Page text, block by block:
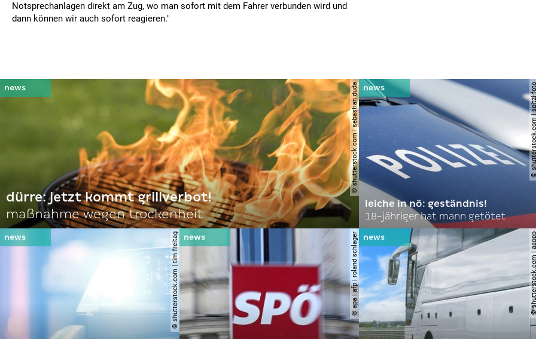
Notsprechanlagen direkt am Zug, wo man sofort mit dem Fahrer verbunden wird und
dann können wir auch sofort reagieren."
© shutterstock.com | sebastian duda
dürre: jetzt kommt grillverbot!
maßnahme wegen trockenheit
©
leiche in nö: geständnis!
18-jähriger hat mann getötet
© shutterstock.com | tim freitag © apa | afp | roland schlager ©